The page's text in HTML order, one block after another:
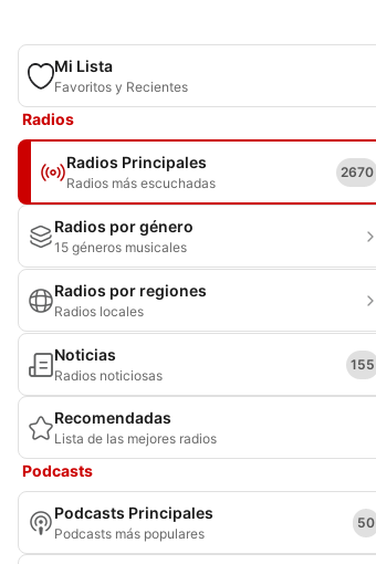
Mi Lista
Favoritos y Recientes
Radios
Radios Principales
Radios más escuchadas
2670
Radios por género
15 géneros musicales
Radios por regiones
Radios locales
Noticias
Radios noticiosas
155
Recomendadas
Lista de las mejores radios
Podcasts
Podcasts Principales
Podcasts más populares
50